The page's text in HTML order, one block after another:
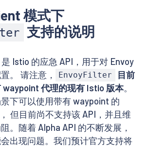
模式下
支持的说明
是 Istio 的应急 API，用于对 Envoy
。 请注意，
EnvoyFilter
目前
waypoint 代理的现有 Istio 版本。
下可以使用带有 waypoint 的
， 但目前尚不支持该 API，并且维
。随着 Alpha API 的不断发展，
出现问题。我们预计官方支持将